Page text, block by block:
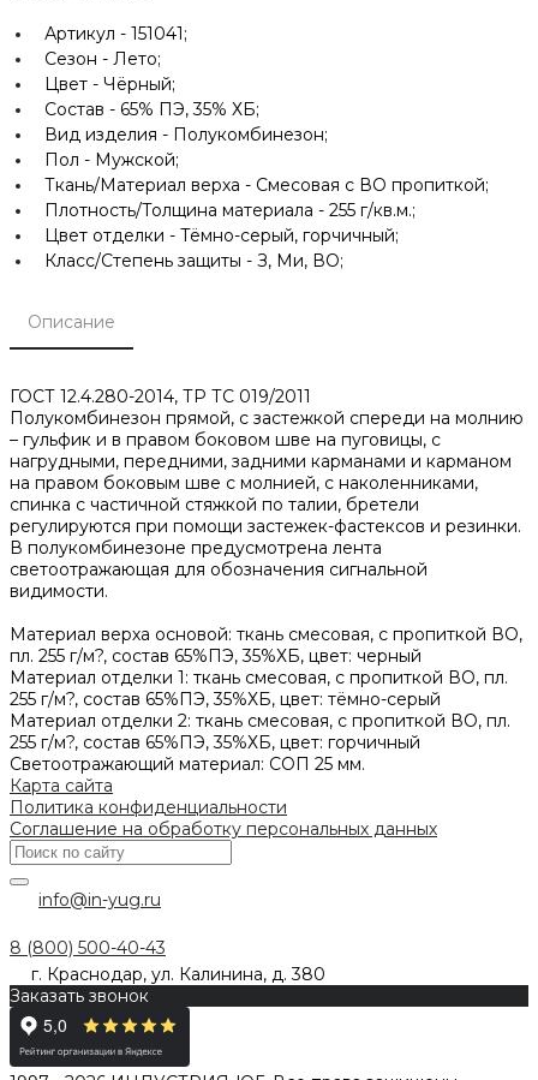
Артикул - 151041;
Сезон - Лето;
Цвет - Чёрный;
Состав - 65% ПЭ, 35% ХБ;
Вид изделия - Полукомбинезон;
Пол - Мужской;
Ткань/Материал верха - Смесовая с ВО пропиткой;
Плотность/Толщина материала - 255 г/кв.м.;
Цвет отделки - Тёмно-серый, горчичный;
Класс/Степень защиты - З, Ми, ВО;
Описание
ГОСТ 12.4.280-2014, ТР ТС 019/2011
Полукомбинезон прямой, с застежкой спереди на молнию
– гульфик и в правом боковом шве на пуговицы, с
нагрудными, передними, задними карманами и карманом
на правом боковым шве с молнией, с наколенниками,
спинка с частичной стяжкой по талии, бретели
регулируются при помощи застежек-фастексов и резинки.
В полукомбинезоне предусмотрена лента
светоотражающая для обозначения сигнальной
видимости.
Материал верха основой: ткань смесовая, с пропиткой ВО,
пл. 255 г/м?, состав 65%ПЭ, 35%ХБ, цвет: черный
Материал отделки 1: ткань смесовая, с пропиткой ВО, пл.
255 г/м?, состав 65%ПЭ, 35%ХБ, цвет: тёмно-серый
Материал отделки 2: ткань смесовая, с пропиткой ВО, пл.
255 г/м?, состав 65%ПЭ, 35%ХБ, цвет: горчичный
Светоотражающий материал: СОП 25 мм.
Карта сайта
Политика конфиденциальности
Соглашение на обработку персональных данных
info@in-yug.ru
8 (800) 500-40-43
г. Краснодар, ул. Калинина, д. 380
Заказать звонок